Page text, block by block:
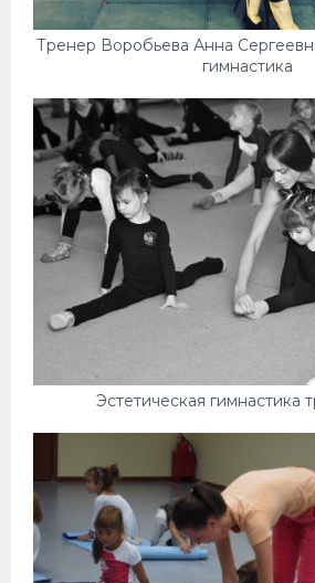
Тренер Воробьева Анна
гимнастика
Эстетическая гимнастика